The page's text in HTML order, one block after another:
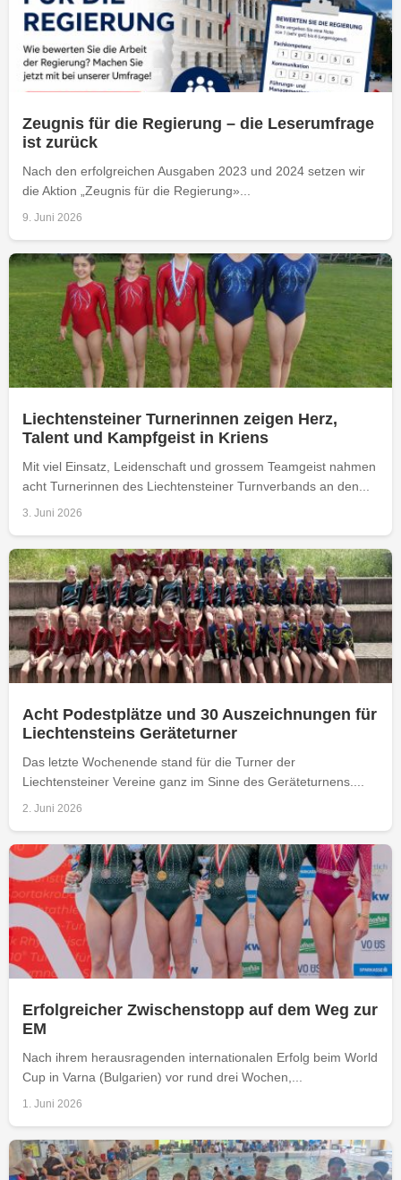
Zeugnis für die Regierung – die Leserumfrage
ist zurück
Nach den erfolgreichen Ausgaben 2023 und 2024 setzen wir
die Aktion „Zeugnis für die Regierung»...
9. Juni 2026
Liechtensteiner Turnerinnen zeigen Herz,
Talent und Kampfgeist in Kriens
Mit viel Einsatz, Leidenschaft und grossem Teamgeist nahmen
acht Turnerinnen des Liechtensteiner Turnverbands an den...
3. Juni 2026
Acht Podestplätze und 30 Auszeichnungen für
Liechtensteins Geräteturner
Das letzte Wochenende stand für die Turner der
Liechtensteiner Vereine ganz im Sinne des Geräteturnens....
2. Juni 2026
Erfolgreicher Zwischenstopp auf dem Weg zur
EM
Nach ihrem herausragenden internationalen Erfolg beim World
Cup in Varna (Bulgarien) vor rund drei Wochen,...
1. Juni 2026